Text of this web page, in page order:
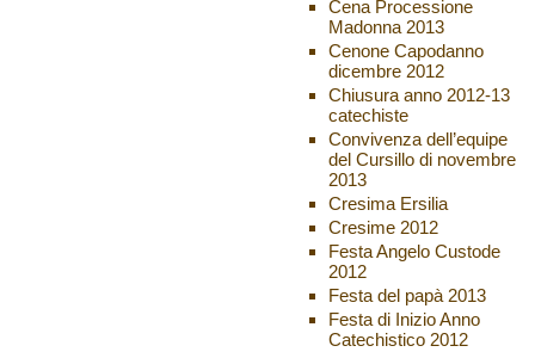
Cena Processione
Madonna 2013
Cenone Capodanno
dicembre 2012
Chiusura anno 2012-13
catechiste
Convivenza dell’equipe
del Cursillo di novembre
2013
Cresima Ersilia
Cresime 2012
Festa Angelo Custode
2012
Festa del papà 2013
Festa di Inizio Anno
Catechistico 2012